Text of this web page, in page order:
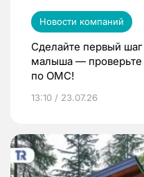
Новости компаний
Сделайте первый
малыша — проверьте
по ОМС!
13:10 / 23.07.26